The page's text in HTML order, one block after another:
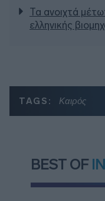
Τα ανοιχτά
ελληνικής
TAGS: Καιρός
BEST OF